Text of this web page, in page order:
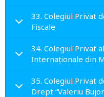
33. Colegiul Privat
Fiscale
34. Colegiul Privat
Internaţionale din
35. Colegiul Privat
Drept “Valeriu